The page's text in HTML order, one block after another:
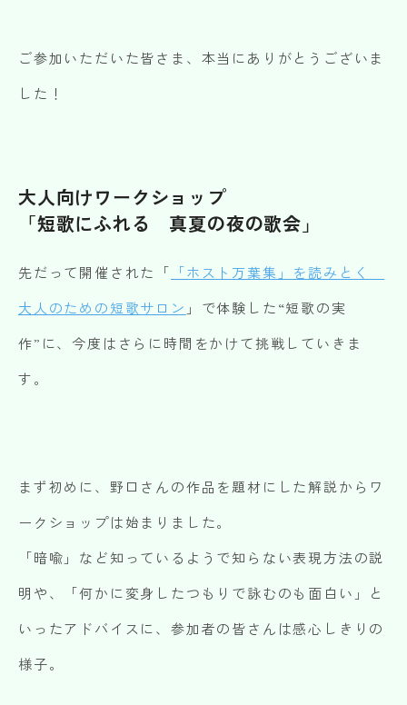
ご参加いただいた皆さま、本当にありがとうございま
した！
大人向けワークショップ
「短歌にふれる 真夏の夜の歌会」
先だって開催された「 「ホスト万葉集」を読みとく
大人のための短歌サロン 」で体験した“短歌の実
作”に、今度はさらに時間をかけて挑戦していきま
す。
まず初めに、野口さんの作品を題材にした解説からワ
ークショップは始まりました。
「暗喩」など知っているようで知らない表現方法の説
明や、「何かに変身したつもりで詠むのも面白い」と
いったアドバイスに、参加者の皆さんは感心しきりの
様子。